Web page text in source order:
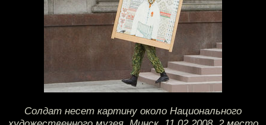
Солдат несет картину около Национального